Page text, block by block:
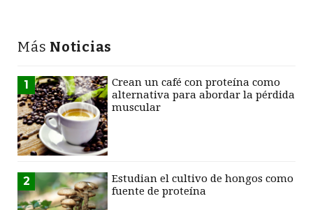
Más Noticias
1
Crean un café con proteína como
alternativa para abordar la pérdida
muscular
2
Estudian el cultivo de hongos como
fuente de proteína